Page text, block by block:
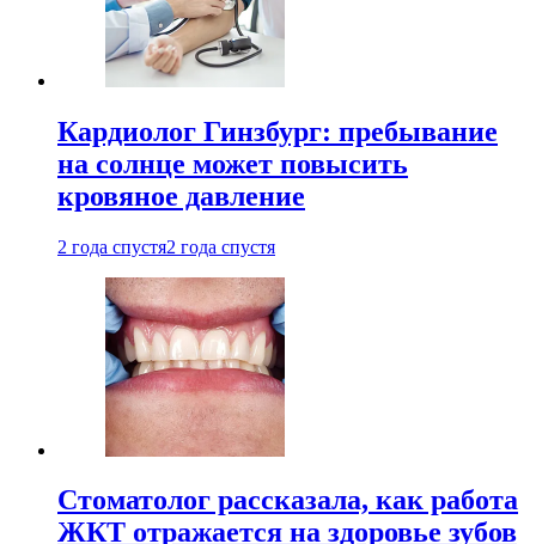
Кардиолог Гинзбург: пребывание
на солнце может повысить
кровяное давление
2 года спустя2 года спустя
Стоматолог рассказала, как работа
ЖКТ отражается на здоровье зубов